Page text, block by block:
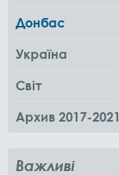
Донбас
Україна
Світ
Архив 2017-2021
Важливі